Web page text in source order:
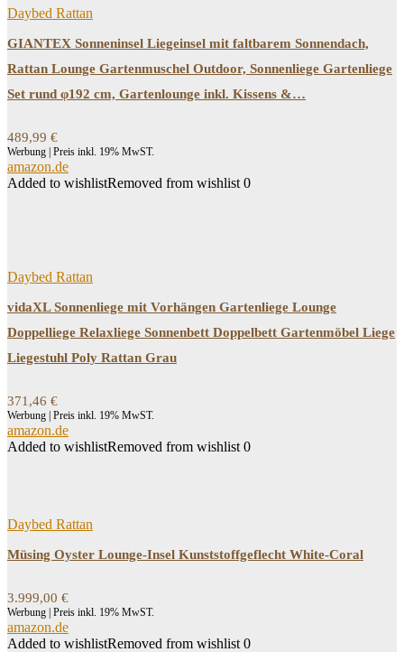
Daybed Rattan
GIANTEX Sonneninsel Liegeinsel mit faltbarem Sonnendach,
Rattan Lounge Gartenmuschel Outdoor, Sonnenliege Gartenliege
Set rund φ192 cm, Gartenlounge inkl. Kissens &…
489,99 €
Werbung | Preis inkl. 19% MwST.
amazon.de
Added to wishlistRemoved from wishlist 0
Daybed Rattan
vidaXL Sonnenliege mit Vorhängen Gartenliege Lounge
Doppelliege Relaxliege Sonnenbett Doppelbett Gartenmöbel Liege
Liegestuhl Poly Rattan Grau
371,46 €
Werbung | Preis inkl. 19% MwST.
amazon.de
Added to wishlistRemoved from wishlist 0
Daybed Rattan
Müsing Oyster Lounge-Insel Kunststoffgeflecht White-Coral
3.999,00 €
Werbung | Preis inkl. 19% MwST.
amazon.de
Added to wishlistRemoved from wishlist 0